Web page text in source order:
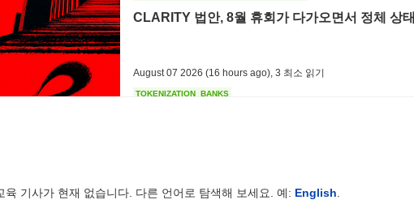
CLARITY 법안, 8월 휴회가 다가오면서 정체 상태
August 07 2026 (16 hours ago) 3 최소 읽기
TOKENIZATION BANKS
STABLECOIN JAPAN
육 기사가 현재 없습니다. 다른 언어로 탐색해 보세요. 예: English